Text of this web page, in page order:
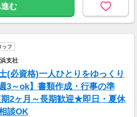
～UP/資格の種類に
日にお給料GET♪
次第となります）
む
ッフ
支社
(必資格)一人ひとりをゆっくり
3～ok】書類作成・行事の準
2ヶ月～長期歓迎★即日・夏休
談OK